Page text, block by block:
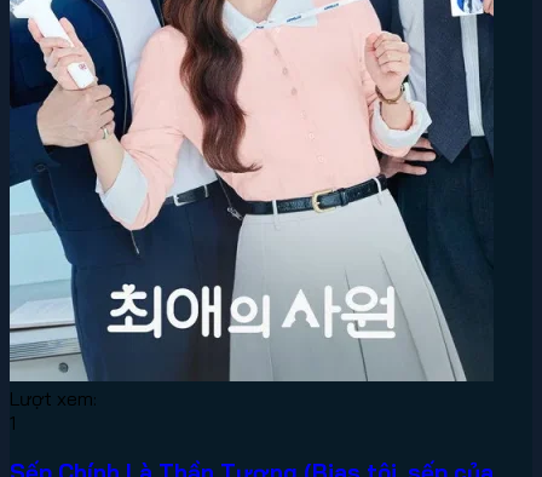
Lượt xem:
1